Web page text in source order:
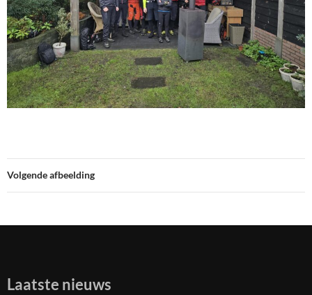
Volgende afbeelding
Laatste nieuws